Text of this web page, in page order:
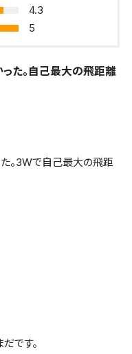
4.3
5
た。自己最大の飛距離
。3Wで自己最大の飛距
ド基準に、シャフトをも
い。
です。